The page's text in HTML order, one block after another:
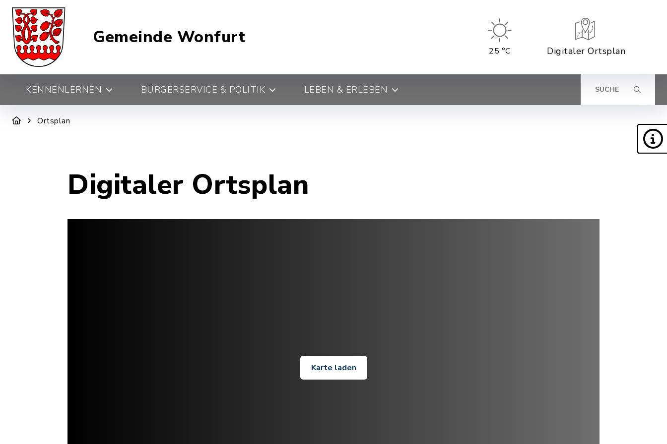
Gemeinde Wonfurt
25 °C Digitaler Ortsplan
KENNENLERNEN BÜRGERSERVICE & POLITIK LEBEN & ERLEBEN SUCHE
Ortsplan
Digitaler Ortsplan
Karte laden